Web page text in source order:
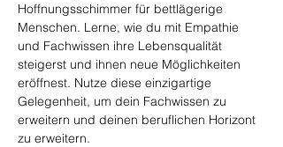
Hoffnungsschimmer für bettlägerige
Menschen. Lerne, wie du mit Empathie
und Fachwissen ihre Lebensqualität
steigerst und ihnen neue Möglichkeiten
eröffnest. Nutze diese einzigartige
Gelegenheit, um dein Fachwissen zu
erweitern und deinen beruflichen Horizont
zu erweitern.